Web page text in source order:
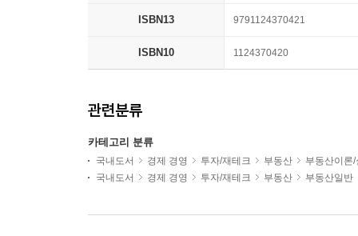
ISBN13 9791124370421
ISBN10 1124370420
관련분류
카테고리 분류
국내도서 경제 경영 투자/재테크 부동산
부동산이론/
국내도서
경제 경영 투자/재테크 부동산 부동산일반